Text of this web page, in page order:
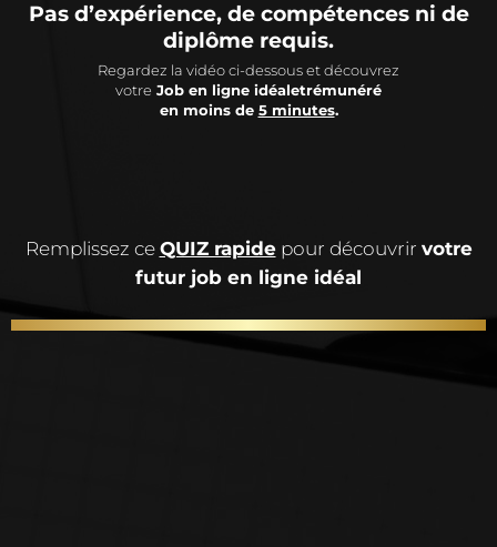
Pas d’expérience, de compétences ni de
diplôme requis.
Regardez la vidéo ci-dessous et découvrez
votre Job en ligne idéaletrémunéré
en moins de 5 minutes.
Remplissez ce QUIZ rapidepour découvrir votre
futur job en ligne idéal